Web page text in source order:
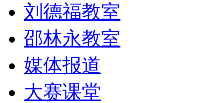
刘德福教室
邵林永教室
媒体报道
大赛课堂